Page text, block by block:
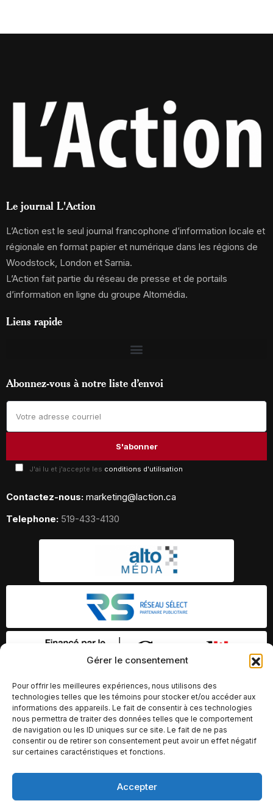
Gérer le consentement
Pour offrir les meilleures expériences, nous utilisons des
technologies telles que les témoins pour stocker et/ou accéder aux
informations des appareils. Le fait de consentir à ces technologies
nous permettra de traiter des données telles que le comportement
de navigation ou les ID uniques sur ce site. Le fait de ne pas
consentir ou de retirer son consentement peut avoir un effet négatif
sur certaines caractéristiques et fonctions.
Accepter
Le journal L'Action
L’Action est le seul journal francophone d’information locale et
régionale en format papier et numérique dans les régions de
Woodstock, London et Sarnia.
L’Action fait partie du réseau de presse et de portails
d’information en ligne du groupe Altomédia.
Liens rapide
Abonnez-vous à notre liste d’envoi
J'ai lu et j'accepte les conditions d'utilisation
Contactez-nous: marketing@laction.ca
Telephone: 519-433-4130
© Copyright 2026 – Altomédia Inc |